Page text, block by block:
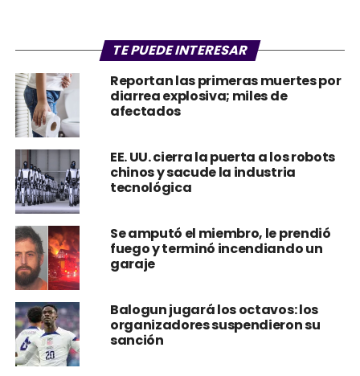
TE PUEDE INTERESAR
Reportan las primeras muertes por
diarrea explosiva; miles de
afectados
EE. UU. cierra la puerta a los robots
chinos y sacude la industria
tecnológica
Se amputó el miembro, le prendió
fuego y terminó incendiando un
garaje
Balogun jugará los octavos: los
organizadores suspendieron su
sanción